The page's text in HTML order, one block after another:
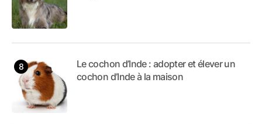
Le cochon d’Inde : adopter et élever un
cochon d’Inde à la maison